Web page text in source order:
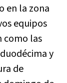
en la zona
equipos
como las
y
de